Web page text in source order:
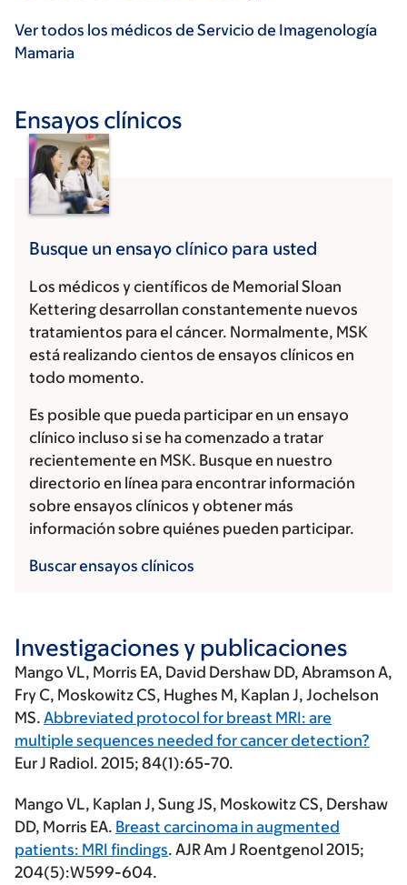
Ver todos los médicos de Servicio de Imagenología
Mamaria
Ensayos clínicos
Busque un ensayo clínico para usted
Los médicos y científicos de Memorial Sloan
Kettering desarrollan constantemente nuevos
tratamientos para el cáncer. Normalmente, MSK
está realizando cientos de ensayos clínicos en
todo momento.
Es posible que pueda participar en un ensayo
clínico incluso si se ha comenzado a tratar
recientemente en MSK. Busque en nuestro
directorio en línea para encontrar información
sobre ensayos clínicos y obtener más
información sobre quiénes pueden participar.
Buscar ensayos clínicos
Investigaciones y publicaciones
Mango VL, Morris EA, David Dershaw DD, Abramson A,
Fry C, Moskowitz CS, Hughes M, Kaplan J, Jochelson
MS. Abbreviated protocol for breast MRI: are
multiple sequences needed for cancer detection?
Eur J Radiol. 2015; 84(1):65-70.
Mango VL, Kaplan J, Sung JS, Moskowitz CS, Dershaw
DD, Morris EA. Breast carcinoma in augmented
patients: MRI findings. AJR Am J Roentgenol 2015;
204(5):W599-604.